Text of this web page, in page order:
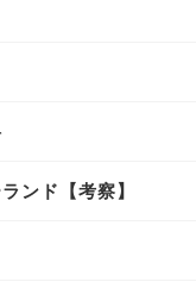
ンド【考察】